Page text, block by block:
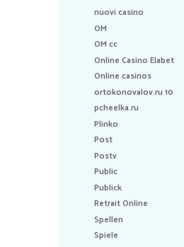
nuovi casino
OM
OM cc
Online Casino Elabet
Online casinos
ortokonovalov.ru 10
pcheelka.ru
Plinko
Post
Postv
Public
Publick
Retrait Online
Spellen
Spiele